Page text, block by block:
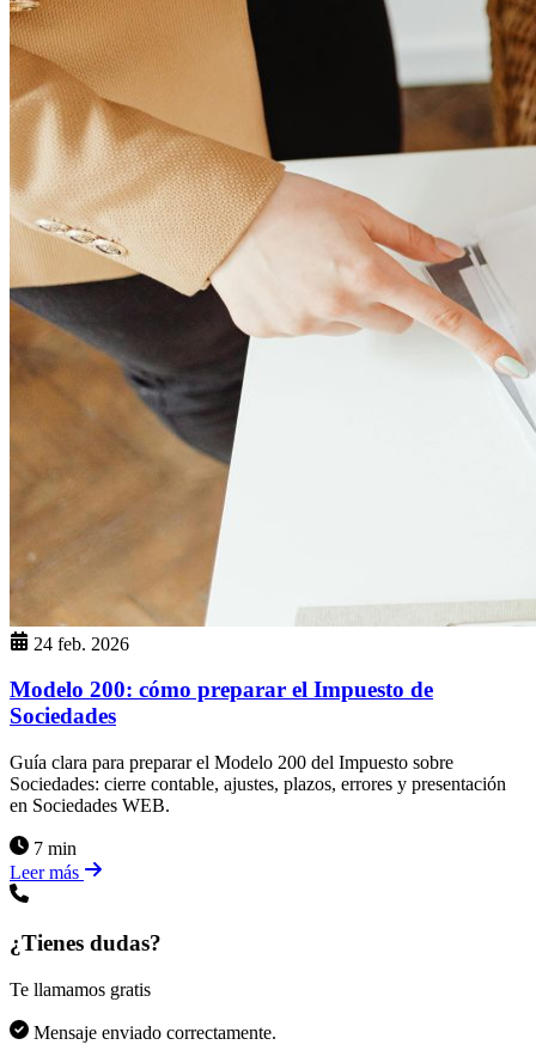
24 feb. 2026
Modelo 200: cómo preparar el Impuesto de
Sociedades
Guía clara para preparar el Modelo 200 del Impuesto sobre
Sociedades: cierre contable, ajustes, plazos, errores y presentación
en Sociedades WEB.
7 min
Leer más
¿Tienes dudas?
Te llamamos gratis
Mensaje enviado correctamente.